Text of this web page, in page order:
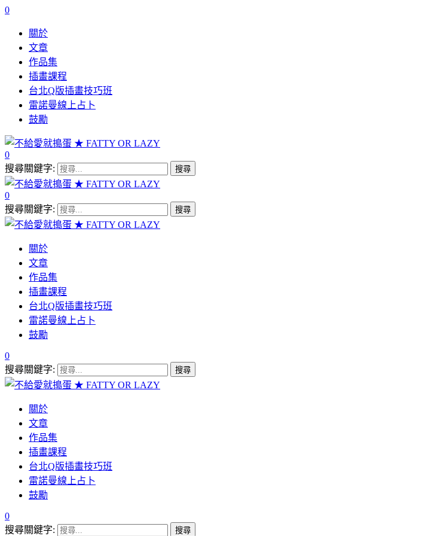
0
關於
文章
作品集
插畫課程
台北Q版插畫技巧班
雷諾曼線上占卜
鼓勵
0
搜尋關鍵字:
0
搜尋關鍵字:
關於
文章
作品集
插畫課程
台北Q版插畫技巧班
雷諾曼線上占卜
鼓勵
0
搜尋關鍵字:
關於
文章
作品集
插畫課程
台北Q版插畫技巧班
雷諾曼線上占卜
鼓勵
0
搜尋關鍵字: